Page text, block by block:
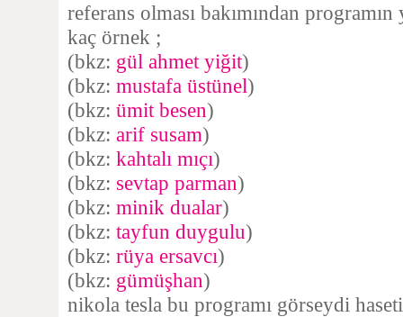
referans olması bakımından programın
kaç örnek ;
(bkz: gül ahmet yiğit)
(bkz: mustafa üstünel)
(bkz: ümit besen)
(bkz: arif susam)
(bkz: kahtalı mıçı)
(bkz: sevtap parman)
(bkz: minik dualar)
(bkz: tayfun duygulu)
(bkz: rüya ersavcı)
(bkz: gümüşhan)
nikola tesla bu programı görseydi